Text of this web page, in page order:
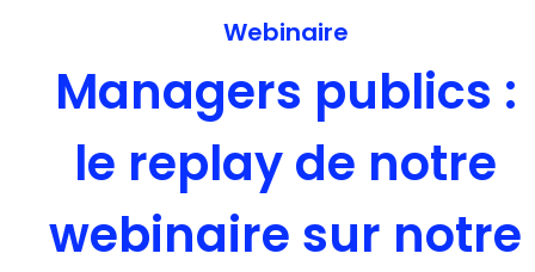
Webinaire
Managers publics :
le replay de notre
webinaire sur notre